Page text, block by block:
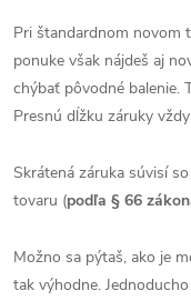
Pri štandardnom novom
ponuke však nájdeš aj
chýbať pôvodné balenie.
Presnú dĺžku záruky
Skrátená záruka súvisí
tovaru (podľa § 66
Možno sa pýtaš, ako je
tak výhodne.